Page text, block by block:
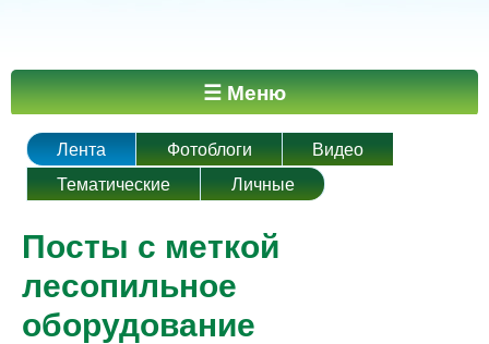
Главное меню ☰ Меню
Лента Фотоблоги
Видео
Тематические
Личные
Посты с меткой
лесопильное
оборудование